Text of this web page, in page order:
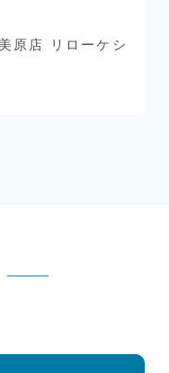
原店 リローケシ